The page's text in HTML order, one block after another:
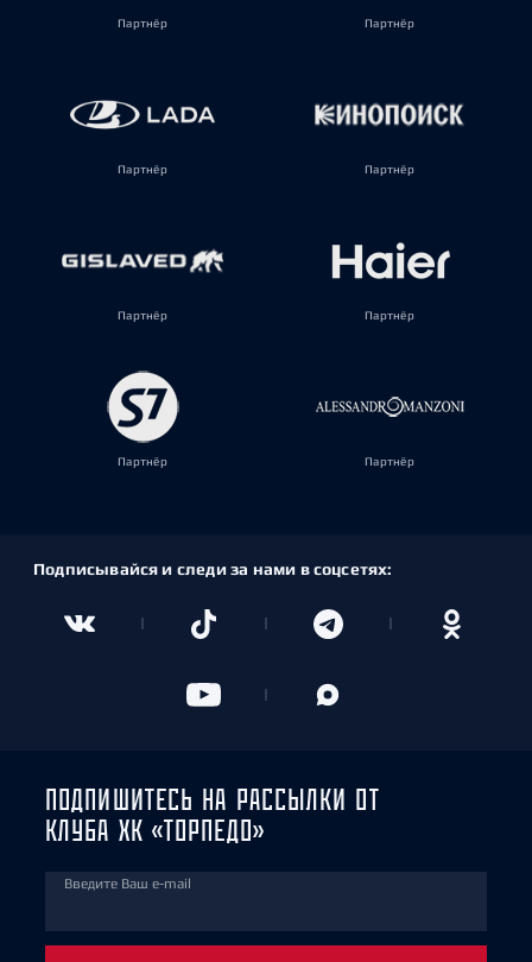
Партнёр Партнёр
Партнёр Партнёр
Партнёр Партнёр
Партнёр Партнёр
Подписывайся и следи за нами в соцсетях:
ПОДПИШИТЕСЬ НА РАССЫЛКИ ОТ
КЛУБА ХК «ТОРПЕДО»
Введите Ваш e-mail